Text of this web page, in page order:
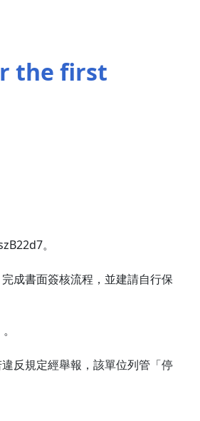
the first
。
成書面簽核流程，並建請自行保
反規定經舉報，該單位列管「停